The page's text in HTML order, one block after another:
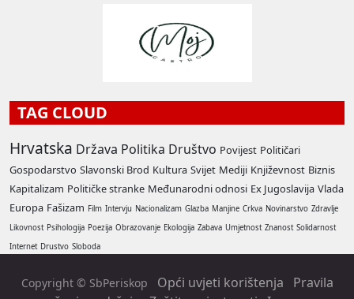
TAG CLOUD
Hrvatska Država Politika Društvo Povijest Političari
Gospodarstvo Slavonski Brod Kultura Svijet Mediji Književnost Biznis
Kapitalizam Političke stranke Međunarodni odnosi Ex Jugoslavija Vlada
Europa Fašizam Film Intervju Nacionalizam Glazba Manjine Crkva Novinarstvo Zdravlje
Likovnost Psihologija Poezija Obrazovanje Ekologija Zabava Umjetnost Znanost Solidarnost
Internet Drustvo Sloboda
Copyright © SbPeriskop Opći uvjeti korištenja
Pravila